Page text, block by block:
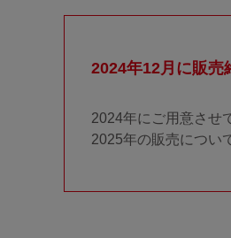
2024年12月に販売
2024年にご用意させ
2025年の販売につい